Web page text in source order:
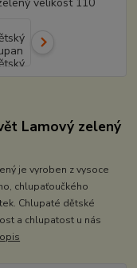
Lamový zelený
je vyroben z vysoce
chlupaťoučkého
Chlupaté dětské
a chlupatost u nás